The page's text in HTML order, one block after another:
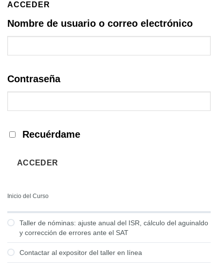
ACCEDER
Nombre de usuario o correo electrónico
Contraseña
Recuérdame
ACCEDER
Inicio del Curso
Taller de nóminas: ajuste anual del ISR, cálculo del aguinaldo
y corrección de errores ante el SAT
Contactar al expositor del taller en línea